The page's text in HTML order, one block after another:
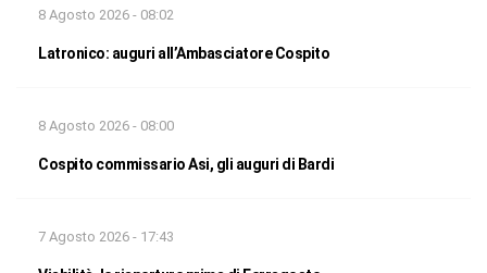
8 Agosto 2026 - 08:02
Latronico: auguri all’Ambasciatore Cospito
8 Agosto 2026 - 08:00
Cospito commissario Asi, gli auguri di Bardi
7 Agosto 2026 - 17:43